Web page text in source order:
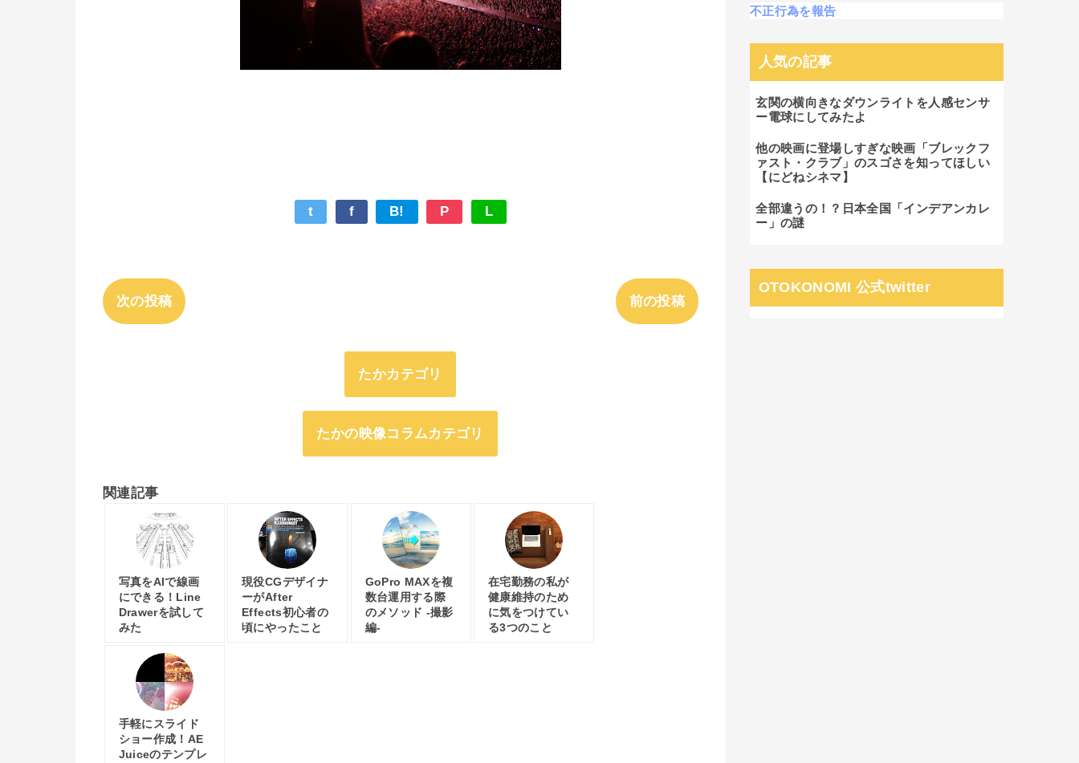
t f B! P L
次の投稿 前の投稿
たかカテゴリ
たかの映像コラムカテゴリ
関連記事
写真をAIで線画
にできる！Line
Drawerを試して
みた
現役CGデザイナ
ーがAfter
Effects初心者の
頃にやったこと
GoPro MAXを複
数台運用する際
のメソッド -撮影
編-
在宅勤務の私が
健康維持のため
に気をつけてい
る3つのこと
手軽にスライド
ショー作成！AE
Juiceのテンプレ
不正行為を報告
人気の記事
玄関の横向きなダウンライトを人感センサ
ー電球にしてみたよ
他の映画に登場しすぎな映画「ブレックフ
ァスト・クラブ」のスゴさを知ってほしい
【にどねシネマ】
全部違うの！？日本全国「インデアンカレ
ー」の謎
OTOKONOMI 公式twitter